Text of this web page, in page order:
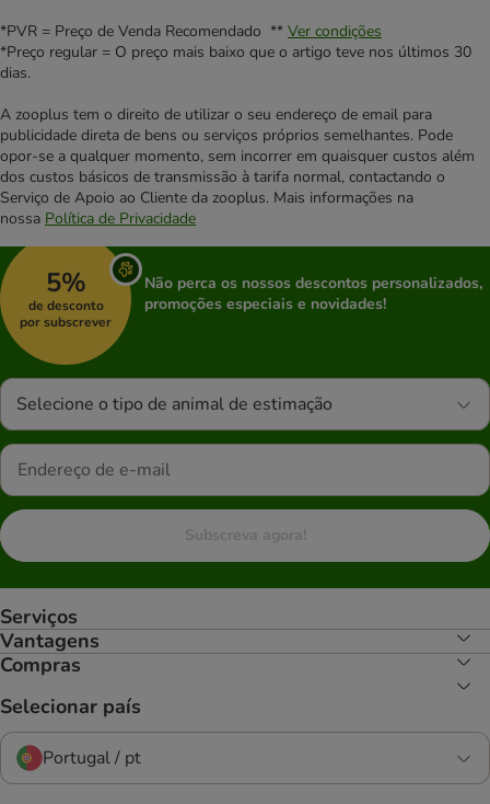
*PVR = Preço de Venda Recomendado ** Ver condições
*Preço regular = O preço mais baixo que o artigo teve nos últimos 30
dias.
A zooplus tem o direito de utilizar o seu endereço de email para
publicidade direta de bens ou serviços próprios semelhantes. Pode
opor-se a qualquer momento, sem incorrer em quaisquer custos além
dos custos básicos de transmissão à tarifa normal, contactando o
Serviço de Apoio ao Cliente da zooplus. Mais informações na
nossa Política de Privacidade
5%
de desconto
por subscrever
Não perca os nossos descontos personalizados,
promoções especiais e novidades!
Selecione o tipo de animal de estimação
Subscreva agora!
Serviços
Vantagens
Compras
Selecionar país
Portugal / pt